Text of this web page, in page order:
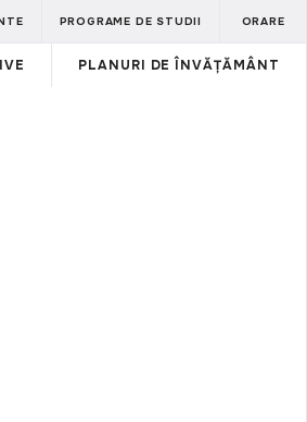
PROGRAME DE STUDII ORARE
PLANURI DE ÎNVĂȚĂMÂNT